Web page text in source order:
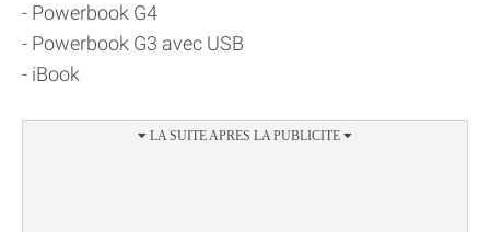
- Powerbook G4
- Powerbook G3 avec USB
- iBook